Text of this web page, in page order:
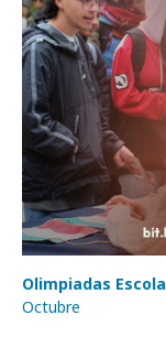
Olimpiadas
Octubre